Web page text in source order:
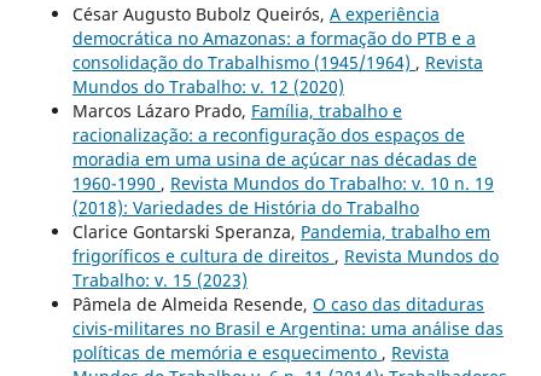
César Augusto Bubolz Queirós, A experiência
democrática no Amazonas: a formação do PTB e a
consolidação do Trabalhismo (1945/1964) , Revista
Mundos do Trabalho: v. 12 (2020)
Marcos Lázaro Prado, Família, trabalho e
racionalização: a reconfiguração dos espaços de
moradia em uma usina de açúcar nas décadas de
1960-1990 , Revista Mundos do Trabalho: v. 10 n. 19
(2018): Variedades de História do Trabalho
Clarice Gontarski Speranza, Pandemia, trabalho em
frigoríficos e cultura de direitos , Revista Mundos do
Trabalho: v. 15 (2023)
Pâmela de Almeida Resende, O caso das ditaduras
civis-militares no Brasil e Argentina: uma análise das
políticas de memória e esquecimento , Revista